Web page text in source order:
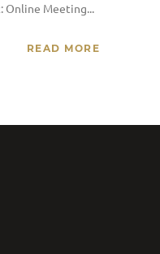
Online Meeting...
READ MORE